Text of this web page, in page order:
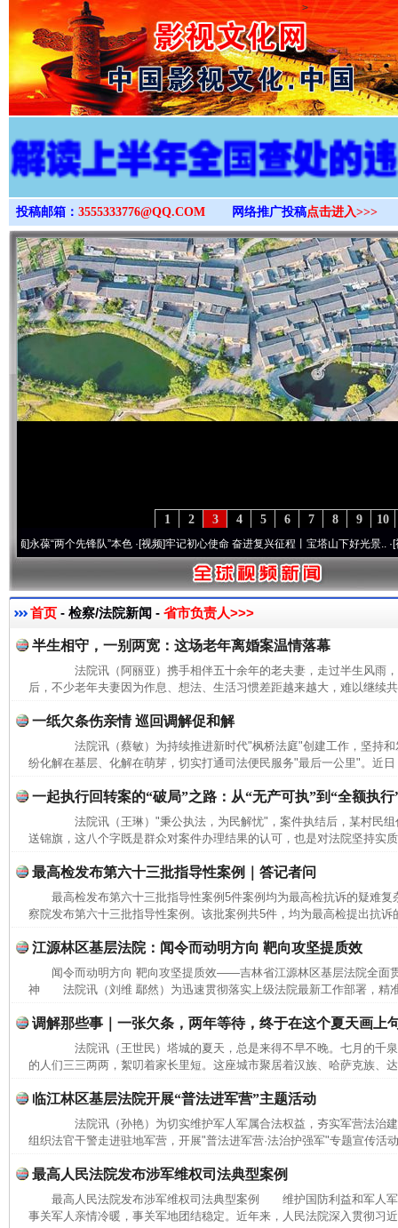
>
投稿邮箱： 3555333776@QQ.COM 网络推广投稿点击进入>>>
10
9
8
7
6
5
4
3
2
1
葆“两个先锋队”本色·[视频]牢记初心使命 奋进复兴征程丨宝塔山下好光景..·[视频]因
首页 - 检察/法院新闻 - 省市负责人>>>
半生相守，一别两宽：这场老年离婚案温情落幕
法院讯（阿丽亚）携手相伴五十余年的老夫妻，走过半生风雨
后，不少老年夫妻因为作息、想法、生活习惯差距越来越大，难以继续
一纸欠条伤亲情 巡回调解促和解
法院讯（蔡敏）为持续推进新时代"枫桥法庭"创建工作，坚持和
纷化解在基层、化解在萌芽，切实打通司法便民服务"最后一公里"。近
一起执行回转案的“破局”之路：从“无产可执”到“全额执行
法院讯（王琳）"秉公执法，为民解忧"，案件执结后，某村民组
送锦旗，这八个字既是群众对案件办理结果的认可，也是对法院坚持实
最高检发布第六十三批指导性案例｜答记者问
最高检发布第六十三批指导性案例5件案例均为最高检抗诉的疑
察院发布第六十三批指导性案例。该批案例共5件，均为最高检提出抗诉
江源林区基层法院：闻令而动明方向 靶向攻坚提质效
闻令而动明方向 靶向攻坚提质效——吉林省江源林区基层法院全面
神 法院讯（刘维 鄢然）为迅速贯彻落实上级法院最新工作部署，精
调解那些事｜一张欠条，两年等待，终于在这个夏天画上
法院讯（王世民）塔城的夏天，总是来得不早不晚。七月的千
的人们三三两两，絮叨着家长里短。这座城市聚居着汉族、哈萨克族、
临江林区基层法院开展“普法进军营”主题活动
法院讯（孙艳）为切实维护军人军属合法权益，夯实军营法治
组织法官干警走进驻地军营，开展"普法进军营·法治护强军"专题宣传活
最高人民法院发布涉军维权司法典型案例
最高人民法院发布涉军维权司法典型案例 维护国防利益和军人军
事关军人亲情冷暖，事关军地团结稳定。近年来，人民法院深入贯彻习
网上购药对药下症？